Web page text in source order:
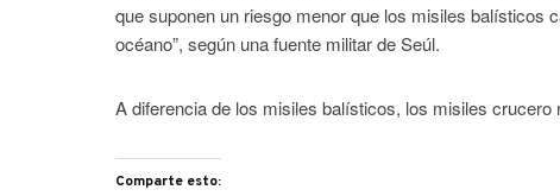
que suponen un riesgo menor que los misiles balísticos
océano”, según una fuente militar de Seúl.
A diferencia de los misiles balísticos, los misiles
Comparte esto: